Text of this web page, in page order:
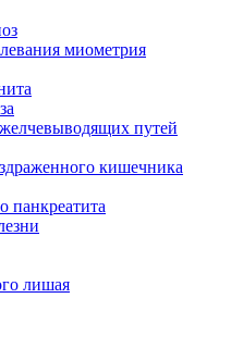
миометрия
путей
кишечника
панкреатита
лишая